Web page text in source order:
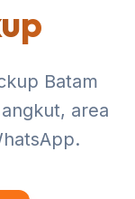
Batam
area